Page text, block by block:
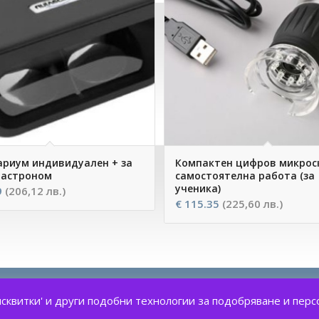
индивидуален + за
(206,12 лв.)
Компактен цифров
самостоятелна работа (за
ученика)
€ 115.35 (225,60 лв.)
и други подобни технологии за подобряване и